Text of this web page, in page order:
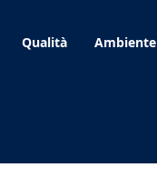
Qualità Ambiente